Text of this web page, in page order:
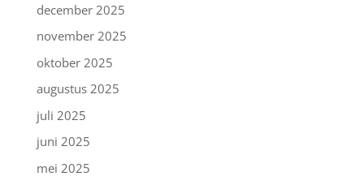
december 2025
november 2025
oktober 2025
augustus 2025
juli 2025
juni 2025
mei 2025